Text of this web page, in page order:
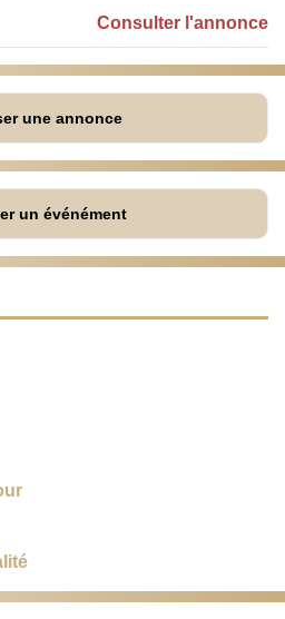
Consulter l'annonce
une annonce
un événément